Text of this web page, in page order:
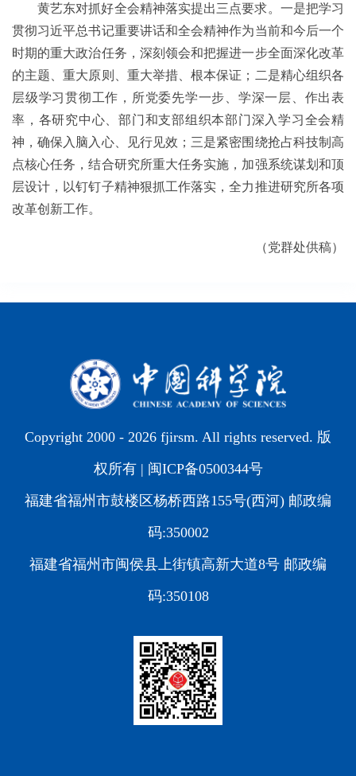
黄艺东对抓好全会精神落实提出三点要求。一是把学习
贯彻习近平总书记重要讲话和全会精神作为当前和今后一个
时期的重大政治任务，深刻领会和把握进一步全面深化改革
的主题、重大原则、重大举措、根本保证；二是精心组织各
层级学习贯彻工作，所党委先学一步、学深一层、作出表
率，各研究中心、部门和支部组织本部门深入学习全会精
神，确保入脑入心、见行见效；三是紧密围绕抢占科技制高
点核心任务，结合研究所重大任务实施，加强系统谋划和顶
层设计，以钉钉子精神狠抓工作落实 ，全力推进研究所各项
改革创新工作。
（党群处供稿）
Copyright 2000 - 2026 fjirsm. All rights reserved. 版
权所有 | 闽ICP备0500344号
福建省福州市鼓楼区杨桥西路155号(西河) 邮政编
码:350002
福建省福州市闽侯县上街镇高新大道8号 邮政编
码:350108